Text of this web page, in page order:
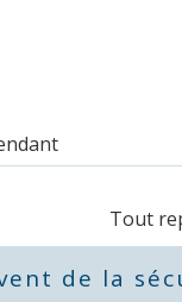
Tout
de la